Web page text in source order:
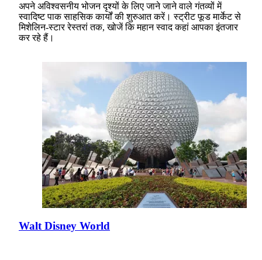
अपने अविश्वसनीय भोजन दृश्यों के लिए जाने जाने वाले गंतव्यों में
स्वादिष्ट पाक साहसिक कार्यों की शुरुआत करें। स्ट्रीट फूड मार्केट से
मिशेलिन-स्टार रेस्तरां तक, खोजें कि महान स्वाद कहां आपका इंतजार
कर रहे हैं।
Walt Disney World